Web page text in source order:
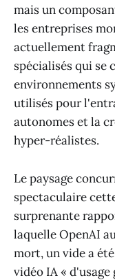
mais un
les entreprises
actuellement
spécialisés qui se
environnements
utilisés pour
autonomes et la
hyper-réalistes.
Le paysage
spectaculaire
surprenante
laquelle OpenAI
mort, un vide a
vidéo IA « d'usage